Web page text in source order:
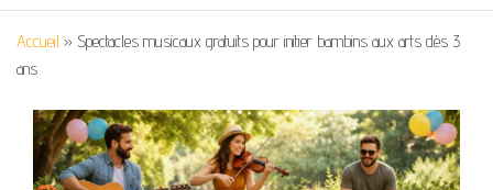
Accueil » Spectacles musicaux gratuits pour initier bambins aux arts dès 3
ans